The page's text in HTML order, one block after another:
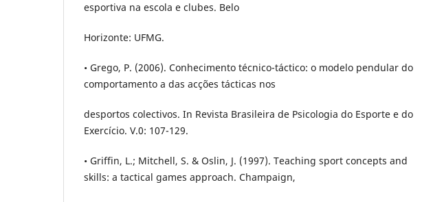
esportiva na escola e clubes. Belo
Horizonte: UFMG.
• Grego, P. (2006). Conhecimento técnico-táctico: o modelo pendular do
comportamento a das acções tácticas nos
desportos colectivos. In Revista Brasileira de Psicologia do Esporte e do
Exercício. V.0: 107-129.
• Griffin, L.; Mitchell, S. & Oslin, J. (1997). Teaching sport concepts and
skills: a tactical games approach. Champaign,